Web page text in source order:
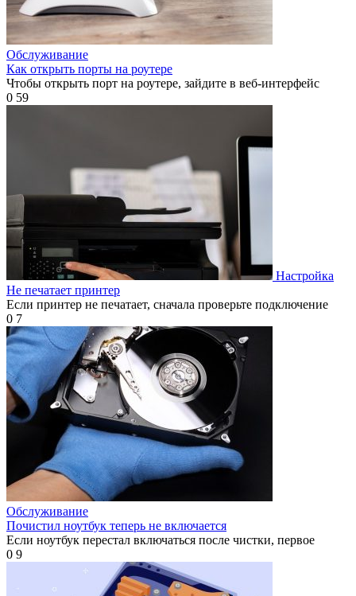
Обслуживание
Как открыть порты на роутере
Чтобы открыть порт на роутере, зайдите в веб-интерфейс
0 59
Настройка
Не печатает принтер
Если принтер не печатает, сначала проверьте подключение
0 7
Обслуживание
Почистил ноутбук теперь не включается
Если ноутбук перестал включаться после чистки, первое
0 9